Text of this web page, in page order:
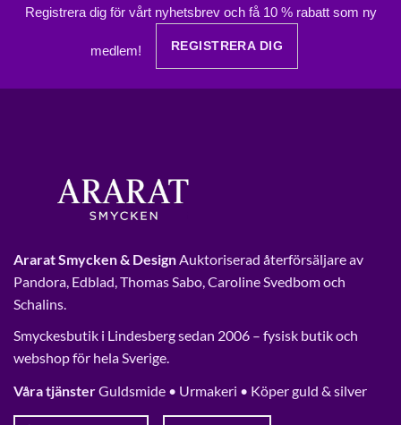
Registrera dig för vårt nyhetsbrev och få 10 % rabatt som ny
medlem! REGISTRERA DIG
Ararat Smycken & DesignAuktoriserad återförsäljare av
Pandora, Edblad, Thomas Sabo, Caroline Svedbom och
Schalins.
Smyckesbutik i Lindesberg sedan 2006 – fysisk butik och
webshop för hela Sverige.
Våra tjänsterGuldsmide • Urmakeri • Köper guld & silver